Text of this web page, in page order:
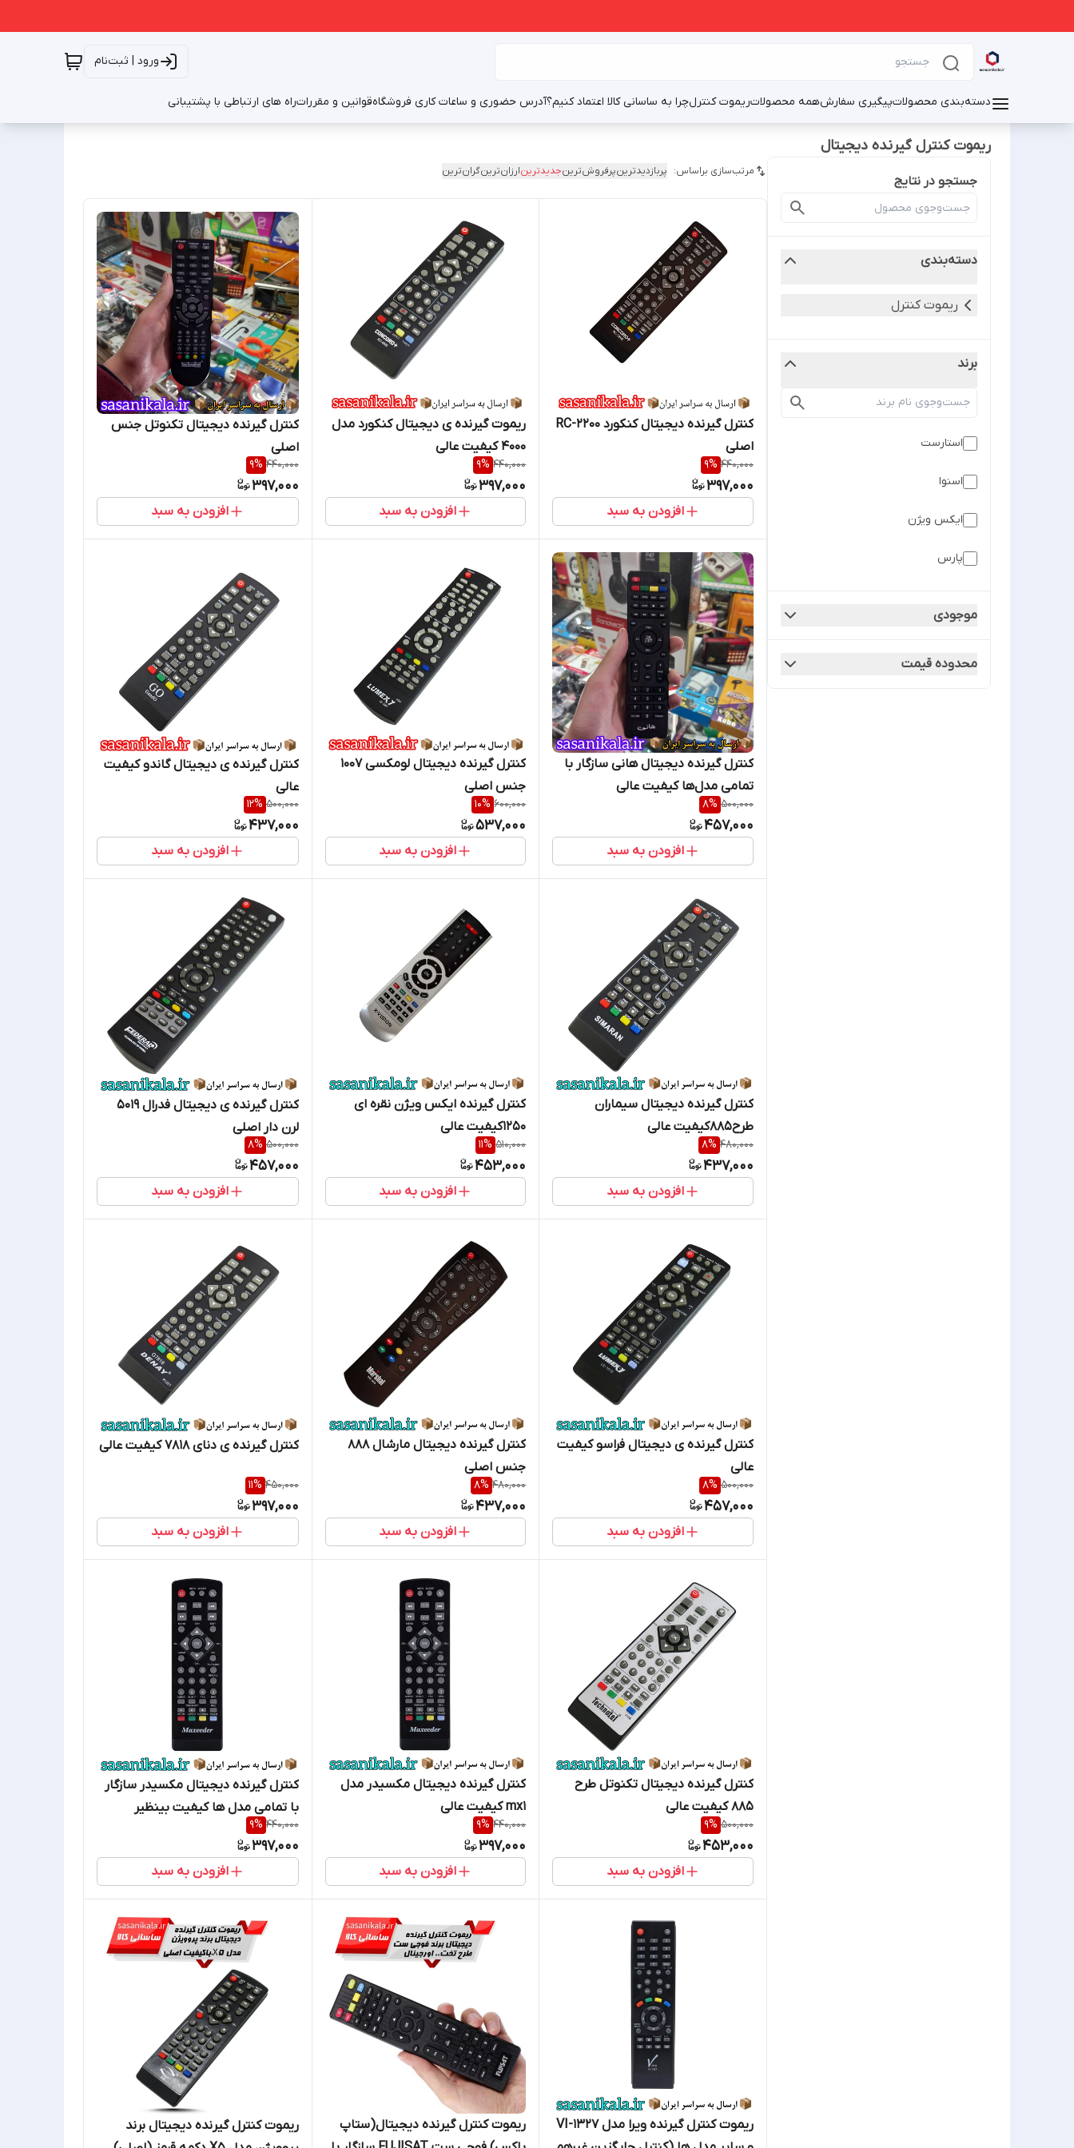
ورود | ثبت‌نام
دسته‌بندی محصولاتپیگیری سفارشهمه محصولاتریموت کنترلچرا به ساسانی کالا اعتماد کنیم؟آدرس حضوری و ساعات کاری فروشگاهقوانین و مقرراتراه های ارتباطی با پشتیبانی
ریموت کنترل گیرنده دیجیتال
جستجو در نتایج
دسته‌بندی
ریموت کنترل
برند
استارست
اسنوا
ایکس ویژن
پارس
دنای
موجودی
محدوده قیمت
مرتب‌سازی براساس: پربازدیدترینپرفروش‌ترینجدیدترینارزان‌ترینگران‌ترین
کنترل گیرنده دیجیتال کنکورد RC-2200
اصلی
440,000
9%
397,000
افزودن به سبد
ریموت گیرنده ی دیجیتال کنکورد مدل
4000 کیفیت عالی
440,000
9%
397,000
افزودن به سبد
کنترل گیرنده دیجیتال تکنوتل جنس
اصلی
440,000
9%
397,000
افزودن به سبد
کنترل گیرنده دیجیتال هانی سازگار با
تمامی مدل‌ها کیفیت عالی
500,000
8%
457,000
افزودن به سبد
کنترل گیرنده دیجیتال لومکسی 1007
جنس اصلی
600,000
10%
537,000
افزودن به سبد
کنترل گیرنده ی دیجیتال گاندو کیفیت
عالی
500,000
12%
437,000
افزودن به سبد
کنترل گیرنده دیجیتال سیماران
طرح885کیفیت عالی
480,000
8%
437,000
افزودن به سبد
کنترل گیرنده ایکس ویژن نقره ای
1250کیفیت عالی
510,000
11%
453,000
افزودن به سبد
کنترل گیرنده ی دیجیتال فدرال 5019
لرن دار اصلی
500,000
8%
457,000
افزودن به سبد
کنترل گیرنده ی دیجیتال فراسو کیفیت
عالی
500,000
8%
457,000
افزودن به سبد
کنترل گیرنده دیجیتال مارشال 888
جنس اصلی
480,000
8%
437,000
افزودن به سبد
کنترل گیرنده ی دنای 7818 کیفیت عالی
450,000
11%
397,000
افزودن به سبد
کنترل گیرنده دیجیتال تکنوتل طرح
885 کیفیت عالی
500,000
9%
453,000
افزودن به سبد
کنترل گیرنده دیجیتال مکسیدر مدل
mx1 کیفیت عالی
440,000
9%
397,000
افزودن به سبد
کنترل گیرنده دیجیتال مکسیدر سازگار
با تمامی مدل ها کیفیت بینظیر
440,000
9%
397,000
افزودن به سبد
ریموت کنترل گیرنده ویرا مدل VI-1327
ریموت کنترل گیرنده دیجیتال(ستاپ
ریموت کنترل گیرنده دیجیتال برند